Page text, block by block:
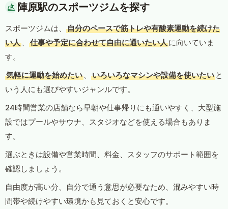
陣原駅のスポーツジムを探す
スポーツジムは、
自分のペースで筋トレや有酸素運動を続けた
い人 、 仕事や予定に合わせて自由に通いたい人に向いていま
す。
気軽に運動を始めたい 、 いろいろなマシンや設備を使いたい と
いう人にも選びやすいジャンルです。
24時間営業の店舗なら早朝や仕事帰りにも通いやすく、大型施
設ではプールやサウナ、スタジオなどを使える場合もありま
す。
選ぶときは設備や営業時間、料金、スタッフのサポート範囲を
確認しましょう。
自由度が高い分、自分で通う意思が必要なため、混みやすい時
間帯や続けやすい環境かも見ておくと安心です。